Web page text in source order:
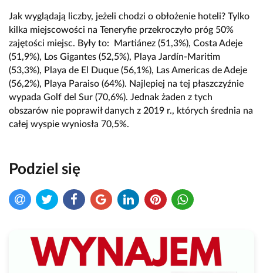
Jak wyglądają liczby, jeżeli chodzi o obłożenie hoteli? Tylko
kilka miejscowości na Teneryfie przekroczyło próg 50%
zajętości miejsc. Były to: Martiánez (51,3%), Costa Adeje
(51,9%), Los Gigantes (52,5%), Playa Jardín-Maritim
(53,3%), Playa de El Duque (56,1%), Las Americas de Adeje
(56,2%), Playa Paraiso (64%). Najlepiej na tej płaszczyźnie
wypada Golf del Sur (70,6%). Jednak żaden z tych
obszarów nie poprawił danych z 2019 r., których średnia na
całej wyspie wyniosła 70,5%.
Podziel się